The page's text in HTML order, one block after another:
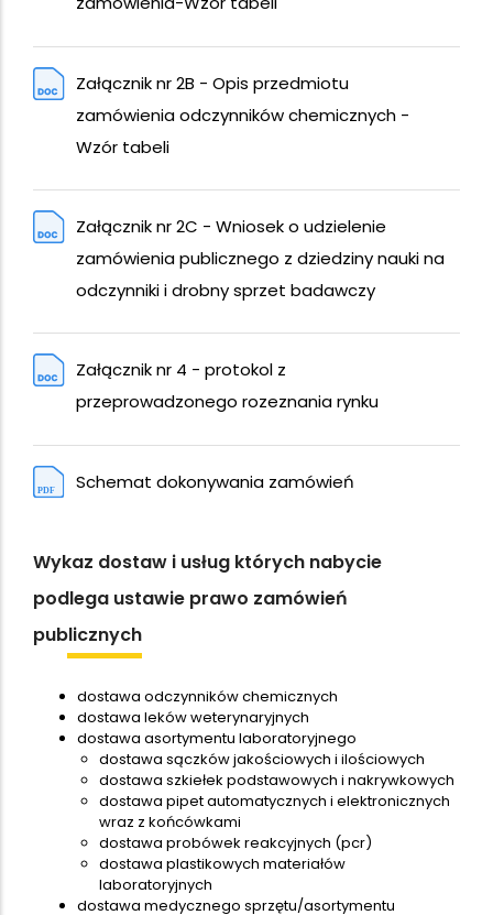
Załącznik nr 2B - Opis przedmiotu
zamówienia odczynników chemicznych -
Wzór tabeli
Załącznik nr 2C - Wniosek o udzielenie
zamówienia publicznego z dziedziny nauki na
odczynniki i drobny sprzet badawczy
Załącznik nr 4 - protokol z
przeprowadzonego rozeznania rynku
Schemat dokonywania zamówień
Wykaz dostaw i usług których nabycie
podlega ustawie prawo zamówień
publicznych
dostawa odczynników chemicznych
dostawa leków weterynaryjnych
dostawa asortymentu laboratoryjnego
dostawa sączków jakościowych i ilościowych
dostawa szkiełek podstawowych i nakrywkowych
dostawa pipet automatycznych i elektronicznych
wraz z końcówkami
dostawa probówek reakcyjnych (pcr)
dostawa plastikowych materiałów
laboratoryjnych
dostawa medycznego sprzętu/asortymentu